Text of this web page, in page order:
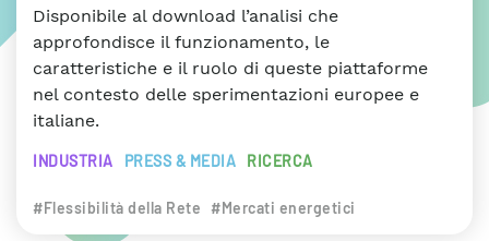
Disponibile al download l’analisi che
approfondisce il funzionamento, le
caratteristiche e il ruolo di queste piattaforme
nel contesto delle sperimentazioni europee e
italiane.
INDUSTRIA PRESS & MEDIA RICERCA
#Flessibilità della Rete #Mercati energetici